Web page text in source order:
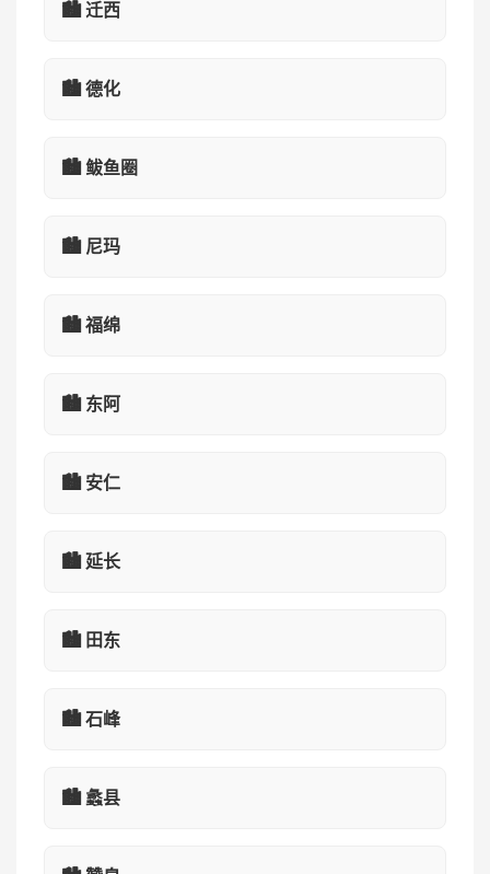
🏙️ 迁西
🏙️ 德化
🏙️ 鲅鱼圈
🏙️ 尼玛
🏙️ 福绵
🏙️ 东阿
🏙️ 安仁
🏙️ 延长
🏙️ 田东
🏙️ 石峰
🏙️ 蠡县